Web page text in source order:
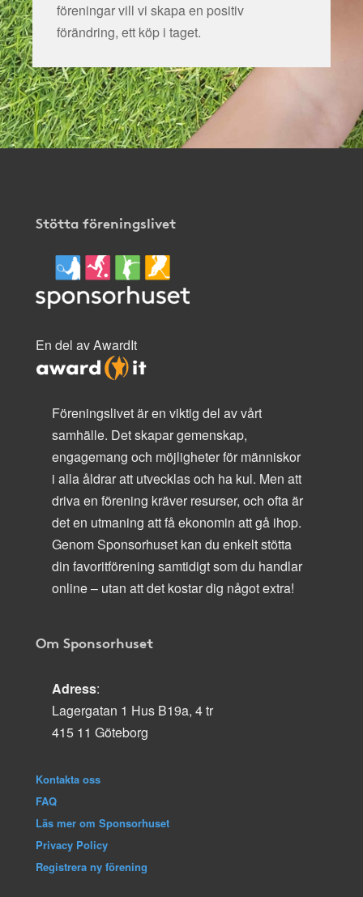
föreningar vill vi skapa en positiv
förändring, ett köp i taget.
Stötta föreningslivet
En del av AwardIt
Föreningslivet är en viktig del av vårt
samhälle. Det skapar gemenskap,
engagemang och möjligheter för människor
i alla åldrar att utvecklas och ha kul. Men att
driva en förening kräver resurser, och ofta är
det en utmaning att få ekonomin att gå ihop.
Genom Sponsorhuset kan du enkelt stötta
din favoritförening samtidigt som du handlar
online – utan att det kostar dig något extra!
Om Sponsorhuset
Adress:
Lagergatan 1 Hus B19a, 4 tr
415 11 Göteborg
Kontakta oss
FAQ
Läs mer om Sponsorhuset
Privacy Policy
Registrera ny förening